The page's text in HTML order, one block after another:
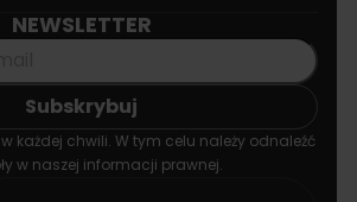
NEWSLETTER
każdej chwili. W tym celu należy odnaleźć
w naszej informacji prawnej.